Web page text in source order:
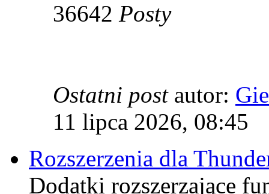
36642 Posty
Ostatni postautor: Gie
11 lipca 2026, 08:45
Rozszerzenia dla
Dodatki rozszerzające